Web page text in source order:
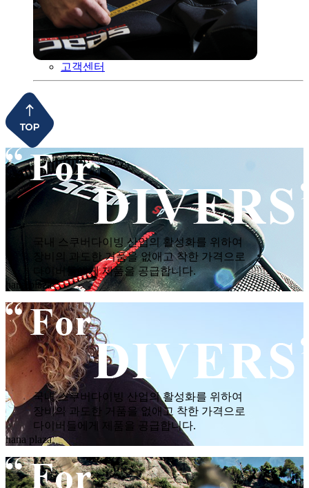
고객센터
국내 스쿠버다이빙 산업의 활성화를 위하여
장비의 과도한 거품을 없애고 착한 가격으로
다이버들에게 제품을 공급합니다.
hana plaza
국내 스쿠버다이빙 산업의 활성화를 위하여
장비의 과도한 거품을 없애고 착한 가격으로
다이버들에게 제품을 공급합니다.
hana plaza